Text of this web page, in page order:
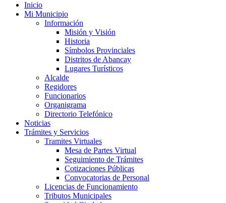
Inicio
Mi Municipio
Información
Misión y Visión
Historia
Símbolos Provinciales
Distritos de Abancay
Lugares Turísticos
Alcalde
Regidores
Funcionarios
Organigrama
Directorio Telefónico
Noticias
Trámites y Servicios
Tramites Virtuales
Mesa de Partes Virtual
Seguimiento de Trámites
Cotizaciones Públicas
Convocatorias de Personal
Licencias de Funcionamiento
Tributos Municipales